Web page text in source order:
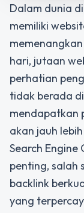
Dalam dunia
memiliki
hari, jutaan
perhatian
tidak berada
mendapatkan
akan jauh
Search
penting, salah
backlink
yang